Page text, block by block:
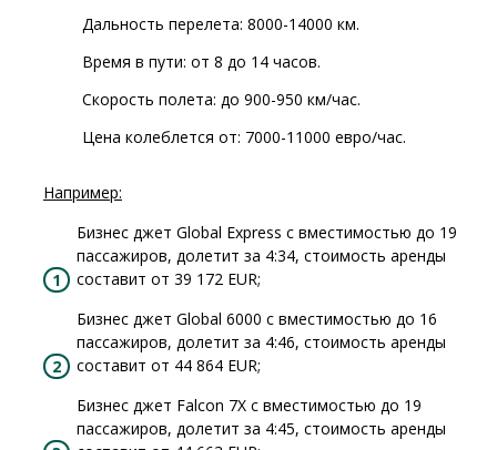
Дальность перелета: 8000-14000 км.
Время в пути: от 8 до 14 часов.
Скорость полета: до 900-950 км/час.
Цена колеблется от: 7000-11000 евро/час.
Например:
Бизнес джет Global Express с вместимостью до 19
пассажиров, долетит за 4:34, стоимость аренды
составит от 39 172 EUR;
Бизнес джет Global 6000 с вместимостью до 16
пассажиров, долетит за 4:46, стоимость аренды
составит от 44 864 EUR;
Бизнес джет Falcon 7X с вместимостью до 19
пассажиров, долетит за 4:45, стоимость аренды